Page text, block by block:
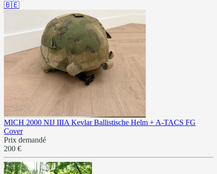
🇧🇪
MICH 2000 NIJ IIIA Kevlar Ballistische Helm + A-TACS FG
Cover
Prix demandé
200 €